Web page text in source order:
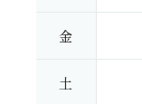
金
土